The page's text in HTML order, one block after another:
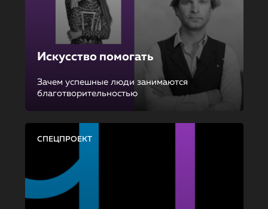
Искусство помогать
Зачем успешные люди занимаются
благотворительностью
СПЕЦПРОЕКТ